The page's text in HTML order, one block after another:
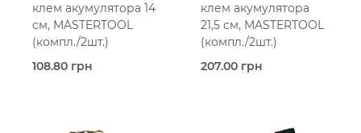
клем акумулятора 14
см, MASTERTOOL
(компл./2шт.)
108.80 грн
клем акумулятора
21,5 см, MASTERTOOL
(компл./2шт.)
207.00 грн